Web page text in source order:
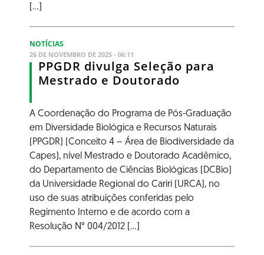
[...]
NOTÍCIAS
26 DE NOVEMBRO DE 2025 - 06:11
PPGDR divulga Seleção para
Mestrado e Doutorado
A Coordenação do Programa de Pós-Graduação
em Diversidade Biológica e Recursos Naturais
(PPGDR) (Conceito 4 – Área de Biodiversidade da
Capes), nível Mestrado e Doutorado Acadêmico,
do Departamento de Ciências Biológicas (DCBio)
da Universidade Regional do Cariri (URCA), no
uso de suas atribuições conferidas pelo
Regimento Interno e de acordo com a
Resolução N° 004/2012 [...]